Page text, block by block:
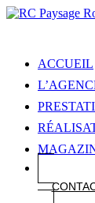
ACCUEIL